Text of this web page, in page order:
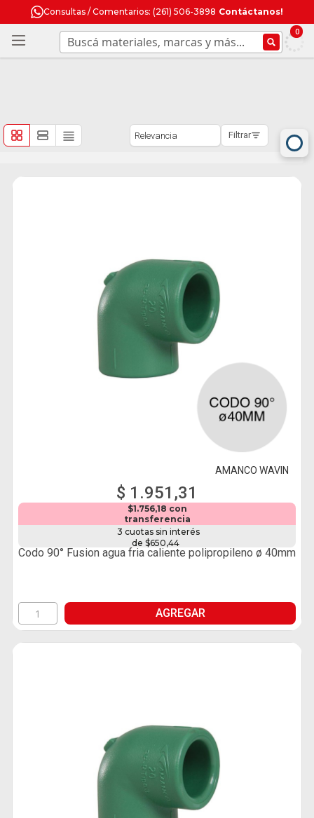
Consultas / Comentarios: (261) 506-3898 Contáctanos!
0
Filtrar
AMANCO WAVIN
$ 1.951,31
$1.756,18 con
transferencia
3 cuotas sin interés
de $650,44
Codo 90° Fusion agua fria caliente polipropileno ø 40mm
AGREGAR